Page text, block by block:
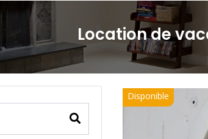
Location de
Disponible